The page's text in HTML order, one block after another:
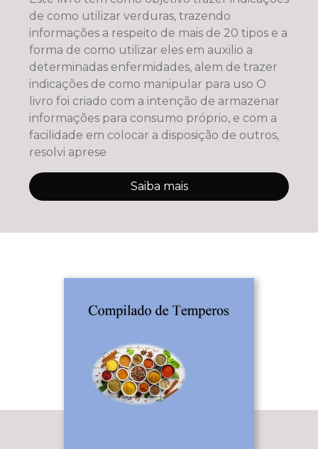
de como utilizar verduras, trazendo
informações a respeito de mais de 20 tipos e a
forma de como utilizar eles em auxilio a
determinadas enfermidades, alem de trazer
indicações de como manipular para uso O
livro foi criado com a intenção de armazenar
informações para consumo próprio, e com a
facilidade em colocar a disposição de outros,
resolvi aprese
Saiba mais